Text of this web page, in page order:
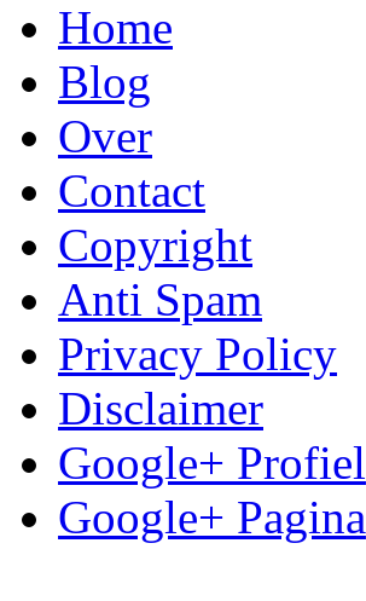
Home
Blog
Over
Contact
Copyright
Anti Spam
Privacy Policy
Disclaimer
Google+ Profiel
Google+ Pagina